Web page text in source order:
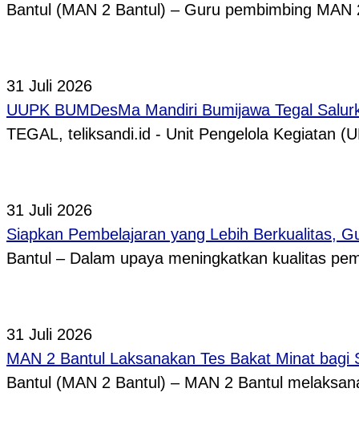
Bantul (MAN 2 Bantul) – Guru pembimbing
31 Juli 2026
UUPK BUMDesMa Mandiri Bumijawa Tegal
TEGAL, teliksandi.id - Unit Pengelola Kegiatan
31 Juli 2026
Siapkan Pembelajaran yang Lebih Berkualitas,
Bantul – Dalam upaya meningkatkan kualitas
31 Juli 2026
MAN 2 Bantul Laksanakan Tes Bakat Minat bagi
Bantul (MAN 2 Bantul) – MAN 2 Bantul